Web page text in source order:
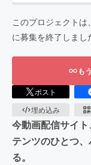
このプロジェクトは、
に募集を終了しまし
も
ポスト
埋め込み
今動画配信サイ
テンツのひとつ
る。